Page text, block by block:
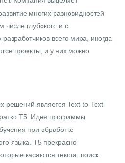
многих разновидностей
числе глубокого и с
всего мира, иногда
проекты, и у них можно
решений является Text-to-Text
Т5. Идея программы
при обработке
языка. Т5 прекрасно
касаются текста: поиск